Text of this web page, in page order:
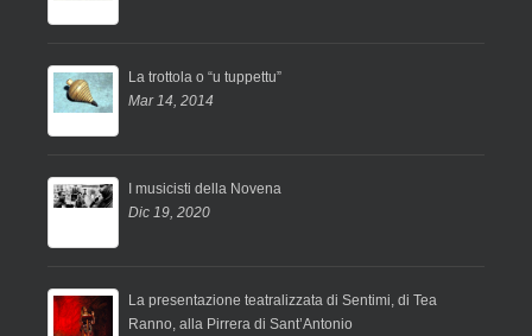
La trottola o “u tuppettu”
Mar 14, 2014
I musicisti della Novena
Dic 19, 2020
La presentazione teatralizzata di Sentimi, di Tea
Ranno, alla Pirrera di Sant’Antonio